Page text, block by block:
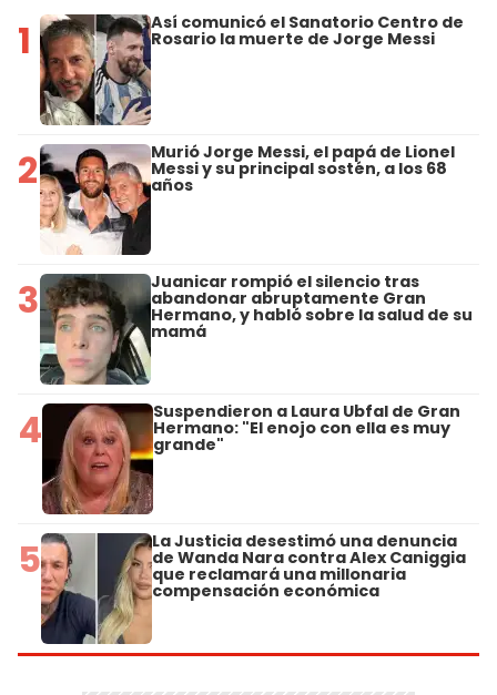
1 Así comunicó el Sanatorio Centro de
Rosario la muerte de Jorge Messi
2 Murió Jorge Messi, el papá de Lionel
Messi y su principal sostén, a los 68
años
3 Juanicar rompió el silencio tras
abandonar abruptamente Gran
Hermano, y habló sobre la salud de su
mamá
4 Suspendieron a Laura Ubfal de Gran
Hermano: "El enojo con ella es muy
grande"
5 La Justicia desestimó una denuncia
de Wanda Nara contra Alex Caniggia
que reclamará una millonaria
compensación económica